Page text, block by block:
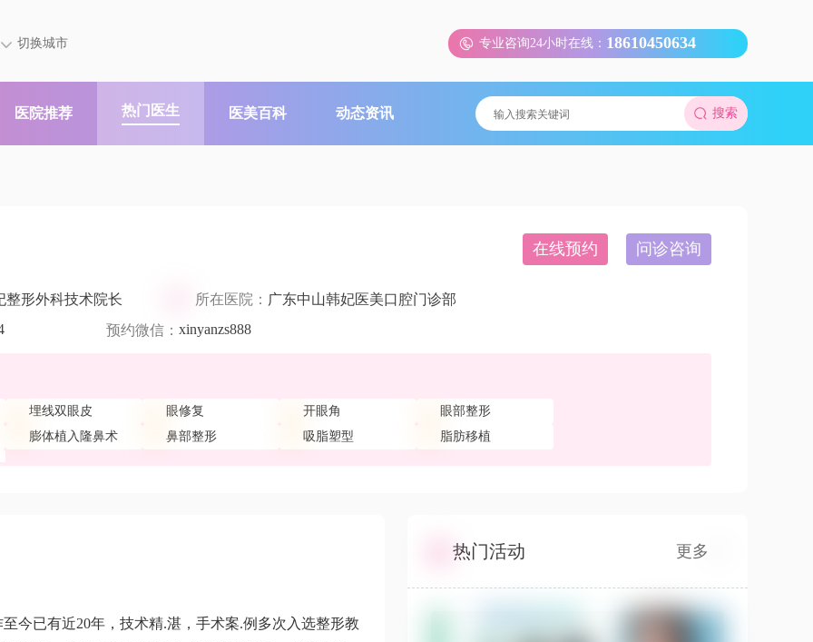
切换城市 专业咨询24小时在线： 18610450634
医院推荐 热门医生 医美百科 动态资讯 搜索
在线预约 问诊咨询
整形外科技术院长 所在医院： 广东中山韩妃医美口腔门诊部
预约微信： xinyanzs888
埋线双眼皮 眼修复 开眼角
眼部整形
膨体植入隆鼻术
鼻部整形 吸脂塑型 脂肪移植
今已有近20年，技术精.湛，手术案.例多次入选整形教
热门活动 更多